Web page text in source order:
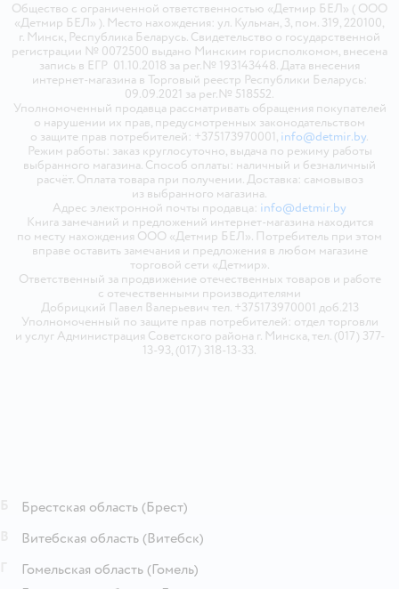
Общество с ограниченной ответственностью «Детмир БЕЛ» ( ООО
«Детмир БЕЛ» ). Место нахождения: ул. Кульман, 3, пом. 319, 220100,
г. Минск, Республика Беларусь. Свидетельство о государственной
регистрации № 0072500 выдано Минским горисполкомом, внесена
запись в ЕГР 01.10.2018 за рег.№ 193143448. Дата внесения
интернет-магазина в Торговый реестр Республики Беларусь:
09.09.2021 за рег.№ 518552.
Уполномоченный продавца рассматривать обращения покупателей
о нарушении их прав, предусмотренных законодательством
о защите прав потребителей: +375173970001, info@detmir.by.
Режим работы: заказ круглосуточно, выдача по режиму работы
выбранного магазина. Способ оплаты: наличный и безналичный
расчёт. Оплата товара при получении. Доставка: самовывоз
из выбранного магазина.
Адрес электронной почты продавца: info@detmir.by
Книга замечаний и предложений интернет-магазина находится
по месту нахождения ООО «Детмир БЕЛ». Потребитель при этом
вправе оставить замечания и предложения в любом магазине
торговой сети «Детмир».
Ответственный за продвижение отечественных товаров и работе
с отечественными производителями
Добрицкий Павел Валерьевич тел. +375173970001 доб.213
Уполномоченный по защите прав потребителей: отдел торговли
и услуг Администрация Советского района г. Минска, тел. (017) 377-
13-93, (017) 318-13-33.
Брестская область (Брест)
Витебская область (Витебск)
Гомельская область (Гомель)